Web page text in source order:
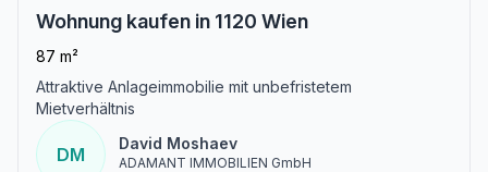
Wohnung kaufen in 1120 Wien
87 m²
Attraktive Anlageimmobilie mit unbefristetem
Mietverhältnis
DM
David Moshaev
ADAMANT IMMOBILIEN GmbH